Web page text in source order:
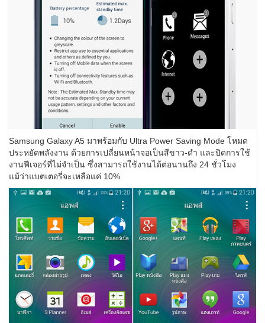
Samsung Galaxy A5 มาพร้อมกับ Ultra Power Saving Mode โหมด
ประหยัดพลังงาน ด้วยการเปลี่ยนหน้าจอเป็นสีขาว-ดำ และปิดการใช้
งานฟีเจอร์ที่ไม่จำเป็น ซึ่งสามารถใช้งานได้ต่อนานถึง 24 ชั่วโมง
แม้ว่าแบตเตอรี่จะเหลือแค่ 10%